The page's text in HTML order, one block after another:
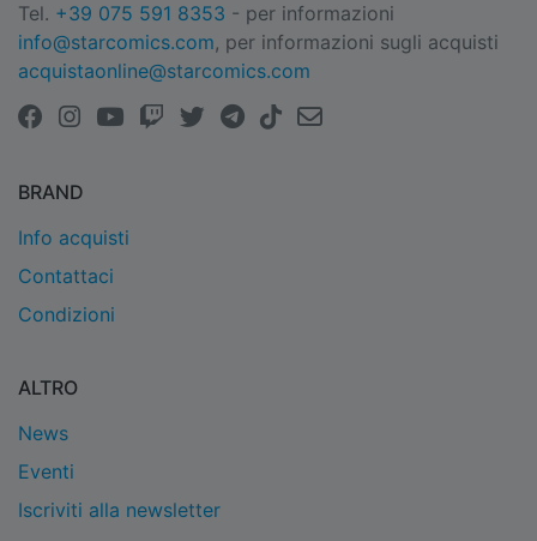
Tel. +39 075 591 8353 - per informazioni
info@starcomics.com, per informazioni sugli acquisti
acquistaonline@starcomics.com
BRAND
Info acquisti
Contattaci
Condizioni
ALTRO
News
Eventi
Iscriviti alla newsletter